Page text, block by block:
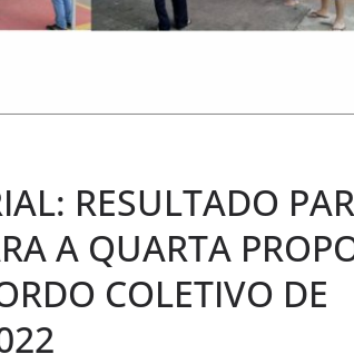
RESULTADO
A QUARTA
COLETIVO DE